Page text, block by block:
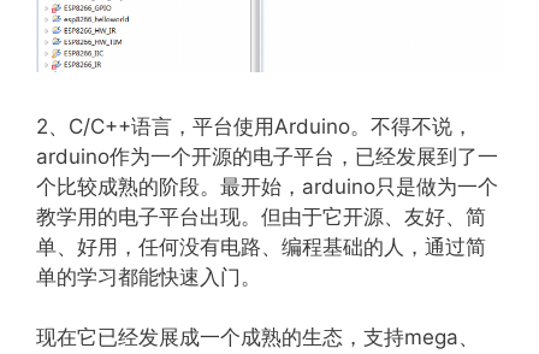
2、C/C++语言，平台使用Arduino。不得不说，
arduino作为一个开源的电子平台，已经发展到了一
个比较成熟的阶段。最开始，arduino只是做为一个
教学用的电子平台出现。但由于它开源、友好、简
单、好用，任何没有电路、编程基础的人，通过简
单的学习都能快速入门。
现在它已经发展成一个成熟的生态，支持mega、